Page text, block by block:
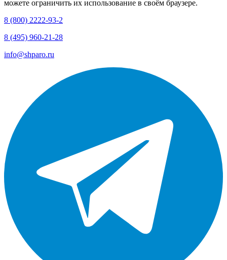
можете ограничить их использование в своём браузере.
8 (800) 2222-93-2
8 (495) 960-21-28
info@shparo.ru